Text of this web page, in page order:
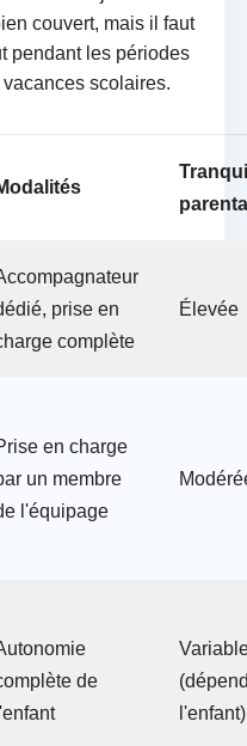
couvert, mais il faut
pendant les périodes
scolaires.
prise en
complète
Élevée
en charge
un membre
l'équipage
de
l'enfant
l'enfant)